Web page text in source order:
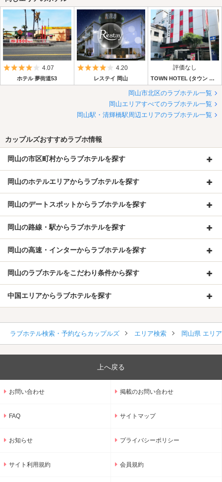
5つ星のうち4
4.07
ホテル 夢街道53
5つ星のうち4
4.20
レステイ 岡山
評価なし
TOWN HOTEL (タウン ホテル)
岡山市北区のラブホテル一覧
岡山エリアすべてのラブホテル一覧
岡山駅・清輝橋駅周辺エリアのラブホテル一覧
カップルズおすすめラブホ情報
岡山の市区町村からラブホテルを探す
岡山のホテルエリアからラブホテルを探す
岡山のデートスポットからラブホテルを探す
岡山の路線・駅からラブホテルを探す
岡山の高速・インターからラブホテルを探す
岡山のラブホテルをこだわり条件から探す
中国エリアからラブホテルを探す
ラブホテル検索・予約ならカップルズ エリア検索 岡山県 エリ
上へ戻る
お問い合わせ 掲載のお問い合わせ
FAQ サイトマップ
お知らせ プライバシーポリシー
サイト利用規約 会員規約